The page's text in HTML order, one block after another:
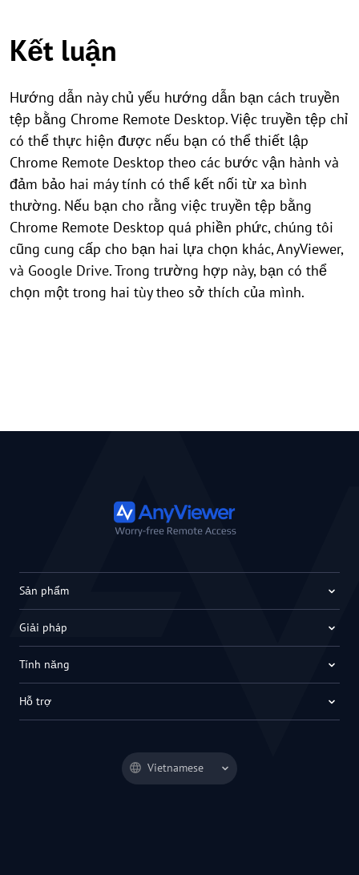
Kết luận
Hướng dẫn này chủ yếu hướng dẫn bạn cách truyền
tệp bằng Chrome Remote Desktop. Việc truyền tệp chỉ
có thể thực hiện được nếu bạn có thể thiết lập
Chrome Remote Desktop theo các bước vận hành và
đảm bảo hai máy tính có thể kết nối từ xa bình
thường. Nếu bạn cho rằng việc truyền tệp bằng
Chrome Remote Desktop quá phiền phức, chúng tôi
cũng cung cấp cho bạn hai lựa chọn khác, AnyViewer,
và Google Drive. Trong trường hợp này, bạn có thể
chọn một trong hai tùy theo sở thích của mình.
Vietnamese
Sản phẩm
Giải pháp
Tính năng
Hỗ trợ